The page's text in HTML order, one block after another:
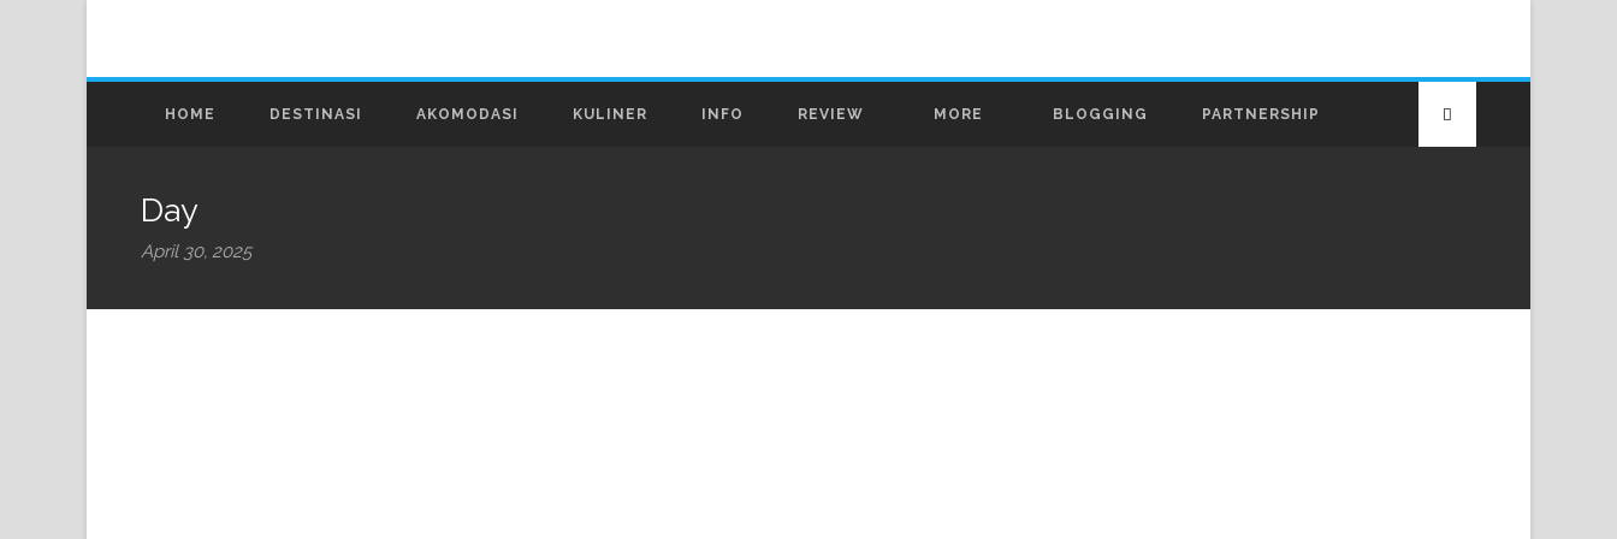
HOME DESTINASI AKOMODASI KULINER INFO REVIEW MORE BLOGGING PARTNERSHIP
Day
April 30, 2025